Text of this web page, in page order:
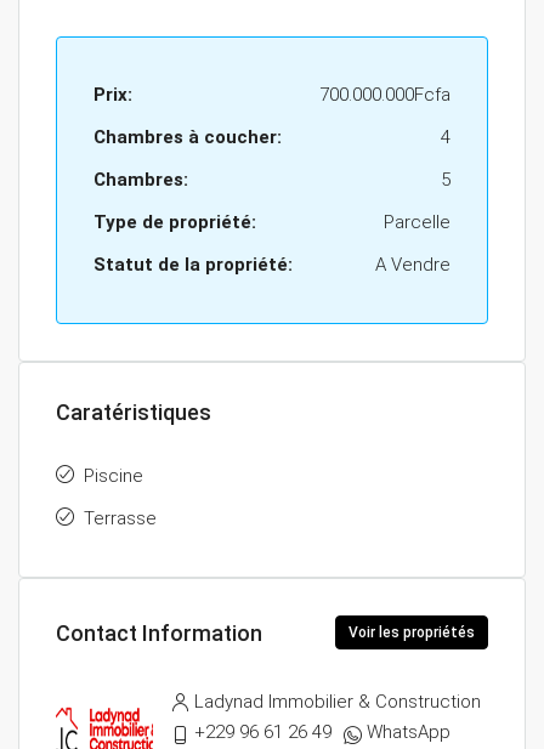
Prix:
700.000.000Fcfa
Chambres à coucher:
4
Chambres:
5
Type de propriété:
Parcelle
Statut de la propriété:
A Vendre
Caratéristiques
Piscine
Terrasse
Contact Information Voir les propriétés
Ladynad Immobilier & Construction
+229 96 61 26 49
WhatsApp